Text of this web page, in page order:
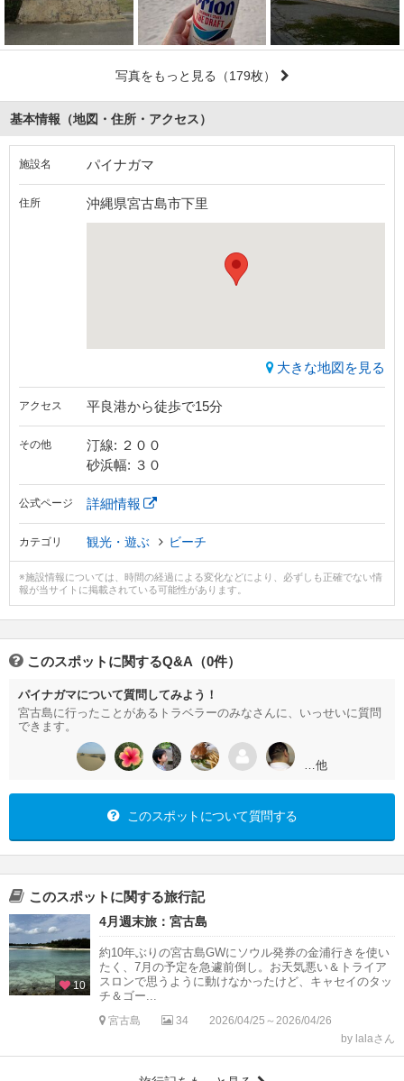
写真をもっと見る （179枚）
基本情報（地図・住所・アクセス）
施設名 パイナガマ
住所 沖縄県宮古島市下里
大きな地図を見る
アクセス 平良港から徒歩で15分
その他
汀線: ２００
砂浜幅: ３０
公式ページ 詳細情報
カテゴリ 観光・遊ぶ ビーチ
※施設情報については、時間の経過による変化などにより、必ずしも正確でない情
報が当サイトに掲載されている可能性があります。
このスポットに関するQ&A（0件）
パイナガマについて質問してみよう！
宮古島に行ったことがあるトラベラーのみなさんに、いっせいに質問
できます。
…他
このスポットについて質問する
このスポットに関する旅行記
10
4月週末旅：宮古島
約10年ぶりの宮古島GWにソウル発券の金浦行きを使い
たく、7月の予定を急遽前倒し。お天気悪い＆トライア
スロンで思うように動けなかったけど、キャセイのタッ
チ＆ゴー...
宮古島 34
2026/04/25～2026/04/26
by lalaさん